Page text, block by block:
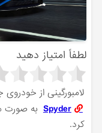
لطفاً امتیاز دهید
لامبورگینی از
Spyder به صورت
کرد.